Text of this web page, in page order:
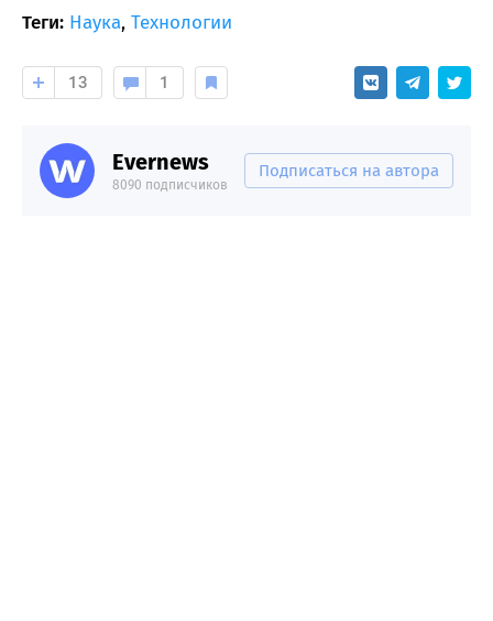
Теги: Наука, Технологии
13 1
Evernews
8090 подписчиков
Подписаться на автора